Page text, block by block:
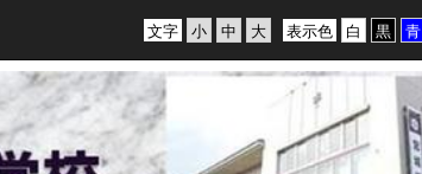
表示色
文字